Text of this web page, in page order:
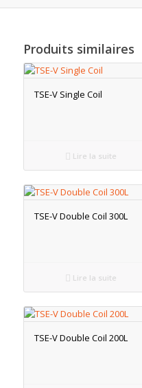
Produits similaires
TSE-V Single Coil
Lire la suite
TSE-V Double Coil 300L
Lire la suite
TSE-V Double Coil 200L